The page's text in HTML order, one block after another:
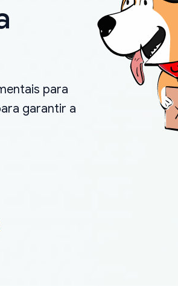
para
garantir a